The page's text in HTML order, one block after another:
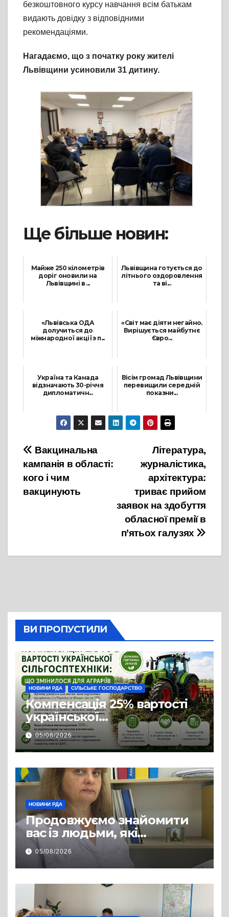
безкоштовного курсу навчання всім батькам
видають довідку з відповідними
рекомендаціями.
Нагадаємо, що з початку року жителі
Львівщини усиновили 31 дитину.
Ще більше новин:
Майже 250 кілометрів
доріг оновили на
Львівщині в ...
Львівщина готується до
літнього оздоровлення
та ві...
«Львівська ОДА
долучиться до
міжнародної акції з п...
«Світ має діяти негайно.
Вирішується майбутнє
Євро...
Україна та Канада
відзначають 30-річчя
дипломатичн...
27 Січня, 2022
Вісім громад Львівщини
перевищили середній
показни...
31 Липня, 2021
Навігація
записів
Література,
журналістика,
архітектура:
триває прийом
заявок на здобуття
обласної премії в
п’ятьох галузях
Вакцинальна
кампанія в області:
кого і чим
вакцинують
ВИ ПРОПУСТИЛИ
НОВИНИ РДА СІЛЬСЬКЕ ГОСПОДАРСТВО
Компенсація 25% вартості
української
сільгосптехніки: що
змінилося для аграріїв
05/08/2026
НОВИНИ РДА
Продовжуємо знайомити
вас із людьми, які
допомагають нашим
захисникам і захисницям
повертатися до цивільного
життя
05/08/2026